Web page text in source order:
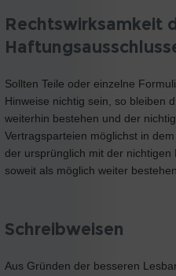
Rechtswirksamkeit
Sollten Teile oder einzelne
Hinweise nichtig sein, so bleiben
weiterhin bestehen und der
Vertragsparteien möglichst in
der ursprünglich mit der
soweit als möglich weiter
Schreibweisen
Aus Gründen der besseren